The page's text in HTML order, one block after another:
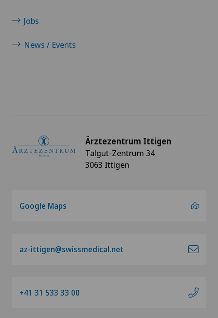
Jobs
News / Events
Ärztezentrum Ittigen
Talgut-Zentrum 34
3063 Ittigen
Google Maps
az-ittigen@swissmedical.net
+41 31 533 33 00